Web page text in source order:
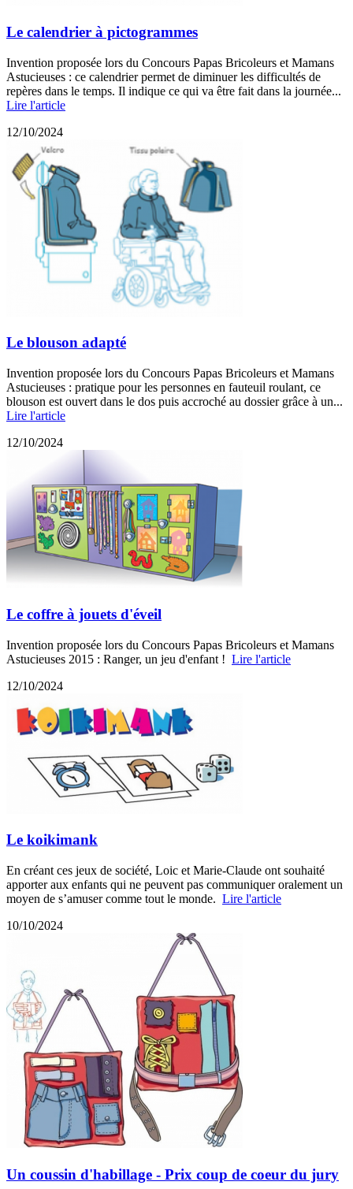
Le calendrier à pictogrammes
Invention proposée lors du Concours Papas Bricoleurs et Mamans
Astucieuses : ce calendrier permet de diminuer les difficultés de
repères dans le temps. Il indique ce qui va être fait dans la journée...
Lire l'article
12/10/2024
Le blouson adapté
Invention proposée lors du Concours Papas Bricoleurs et Mamans
Astucieuses : pratique pour les personnes en fauteuil roulant, ce
blouson est ouvert dans le dos puis accroché au dossier grâce à un...
Lire l'article
12/10/2024
Le coffre à jouets d'éveil
Invention proposée lors du Concours Papas Bricoleurs et Mamans
Astucieuses 2015 : Ranger, un jeu d'enfant ! Lire l'article
12/10/2024
Le koikimank
En créant ces jeux de société, Loic et Marie-Claude ont souhaité
apporter aux enfants qui ne peuvent pas communiquer oralement un
moyen de s’amuser comme tout le monde. Lire l'article
10/10/2024
Un coussin d'habillage - Prix coup de coeur du jury